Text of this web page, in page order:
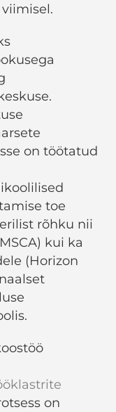
on töötatud
toe
rõhku nii
kui ka
(Horizon
on